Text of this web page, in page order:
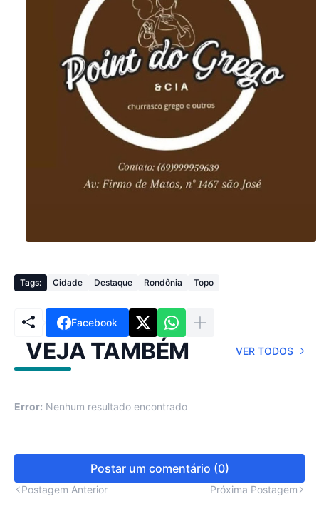
Tags: Cidade Destaque Rondônia Topo
Facebook
VEJA TAMBÉM VER TODOS
Error: Nenhum resultado encontrado
Postar um comentário (0)
Postagem Anterior Próxima Postagem